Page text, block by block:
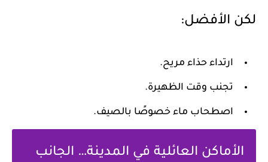
لكن الأفضل:
ارتداء حذاء مريح.
تجنب وقت الظهيرة.
اصطحاب ماء خصوصًا بالصيف.
الأماكن العائلية في المدينة… الجانب